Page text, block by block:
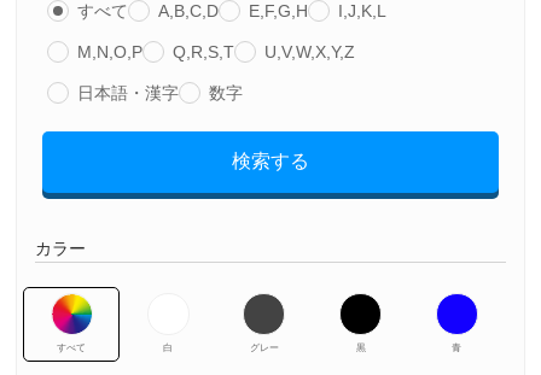
すべて A,B,C,D E,F,G,H I,J,K,L
M,N,O,P Q,R,S,T U,V,W,X,Y,Z
日本語・漢字 数字
検索する
カラー
すべて 白 グレー 黒 青